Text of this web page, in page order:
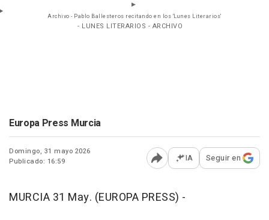
Archivo - Pablo Ballesteros recitando en los 'Lunes Literarios'
- LUNES LITERARIOS - ARCHIVO
Europa Press Murcia
Domingo, 31 mayo 2026
Publicado: 16:59
Abrir opciones para
IA Seguir en
MURCIA 31 May. (EUROPA PRESS) -